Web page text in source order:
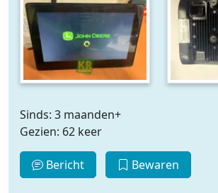
Sinds: 3 maanden+
Gezien: 62 keer
Bericht Bewaren